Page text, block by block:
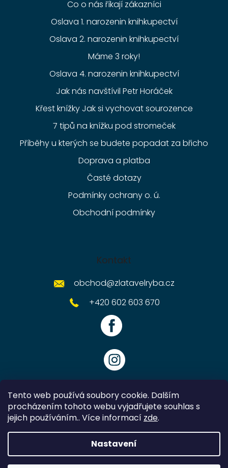
Tento web používá soubory cookie. Dalším
procházením tohoto webu vyjadřujete souhlas s
jejich používáním.. Více informací zde.
Nastavení
Co o nás říkají zákazníci
Oslava 1. narozenin knihkupectví
Oslava 2. narozenin knihkupectví
Máme 3 roky!
Oslava 4. narozenin knihkupectví
Jak nás navštívil Petr Horáček
Křest knížky Jak si vychovat sourozence
7 tipů na knížku pod stromeček
Příběhy u kterých se budete popadat za břicho
Doprava a platba
Časté dotazy
Podmínky ochrany o. ú.
Obchodní podmínky
Kontakt
obchod@zlatavelryba.cz
+420 602 603 670
Vytvořil Shoptet